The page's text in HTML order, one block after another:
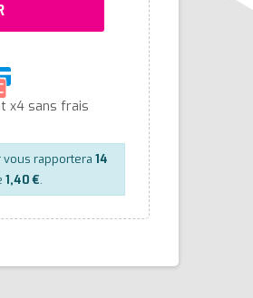
x4 sans frais
vous rapportera14
1,40 €.